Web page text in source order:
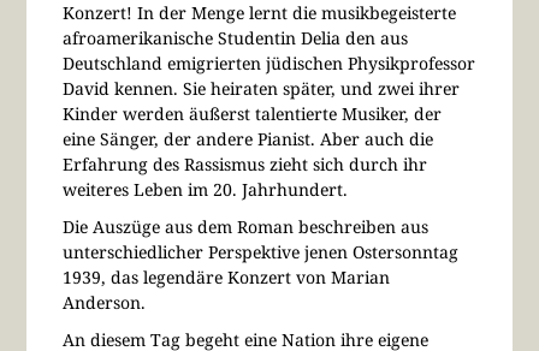
Konzert! In der Menge lernt die musikbegeisterte
afroamerikanische Studentin Delia den aus
Deutschland emigrierten jüdischen Physikprofessor
David kennen. Sie heiraten später, und zwei ihrer
Kinder werden äußerst talentierte Musiker, der
eine Sänger, der andere Pianist. Aber auch die
Erfahrung des Rassismus zieht sich durch ihr
weiteres Leben im 20. Jahrhundert.
Die Auszüge aus dem Roman beschreiben aus
unterschiedlicher Perspektive jenen Ostersonntag
1939, das legendäre Konzert von Marian
Anderson.
An diesem Tag begeht eine Nation ihre eigene